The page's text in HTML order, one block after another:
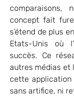
comparaisons,
concept fait
s’étend de plus
Etats-Unis où
succès. Ce
autres médias et
cette application
sans artifice, ni